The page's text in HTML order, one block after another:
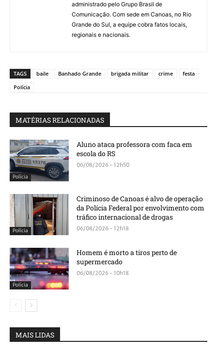
administrado pelo Grupo Brasil de
Comunicação. Com sede em Canoas, no Rio
Grande do Sul, a equipe cobra fatos locais,
regionais e nacionais.
TAGS baile Banhado Grande brigada militar crime
festa
Polícia
MATÉRIAS RELACIONADAS
Polícia
Aluno ataca professora com faca em
escola do RS
06/08/2026 - 12h50
Polícia
Criminoso de Canoas é alvo de operação
da Polícia Federal por envolvimento com
tráfico internacional de drogas
06/08/2026 - 12h18
Polícia
Homem é morto a tiros perto de
supermercado
06/08/2026 - 10h18
MAIS LIDAS